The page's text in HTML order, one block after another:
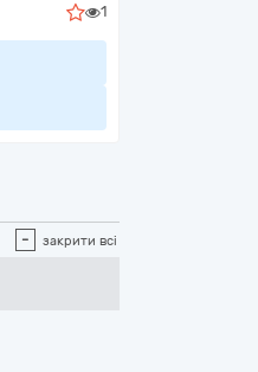
1
- закрити всі